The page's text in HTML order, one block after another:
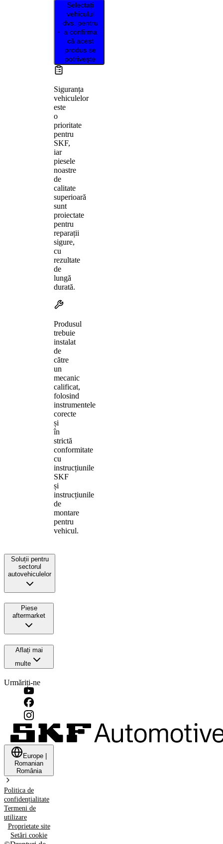
Selectați
vehiculul
dvs. pentru
a confirma
că acest
produs se
potrivește
Siguranța
vehiculelor
este
o
prioritate
pentru
SKF,
iar
piesele
noastre
de
calitate
superioară
sunt
proiectate
pentru
reparații
sigure,
cu
rezultate
de
lungă
durată.
Produsul
trebuie
instalat
de
către
un
mecanic
calificat,
folosind
instrumentele
corecte
și
în
strictă
conformitate
cu
instrucțiunile
SKF
și
instrucțiunile
de
montare
pentru
vehicul.
Soluții pentru
sectorul
autovehiculelor
Piese
aftermarket
Aflați mai
multe
Urmăriți-ne
Europe
Romanian
România
Politica de
confidențialitate
Termeni de
utilizare
Proprietate site
Setări cookie